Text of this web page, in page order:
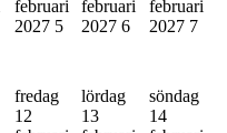
februari
2027 5
februari
2027 6
februari
2027 7
fredag
12
lördag
13
söndag
14